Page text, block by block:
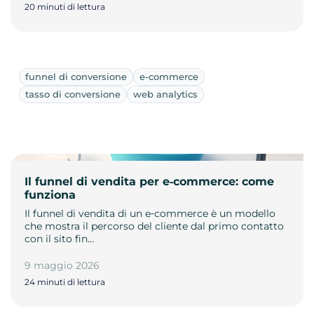
20 minuti di lettura
funnel di conversione
e-commerce
tasso di conversione
web analytics
Il funnel di vendita per e‑commerce: come
funziona
Il funnel di vendita di un e‑commerce è un modello
che mostra il percorso del cliente dal primo contatto
con il sito fin…
9 maggio 2026
24 minuti di lettura